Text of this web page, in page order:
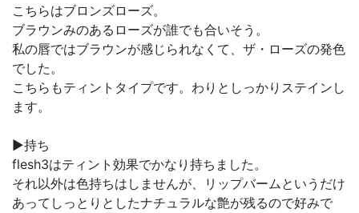
こちらはブロンズローズ。
ブラウンみのあるローズが誰でも合いそう。
私の唇ではブラウンが感じられなくて、ザ・ローズの発色
でした。
こちらもティントタイプです。わりとしっかりステインし
ます。
▶︎持ち
flesh3はティント効果でかなり持ちました。
それ以外は色持ちはしませんが、リップバームというだけ
あってしっとりとしたナチュラルな艶が残るので好みで